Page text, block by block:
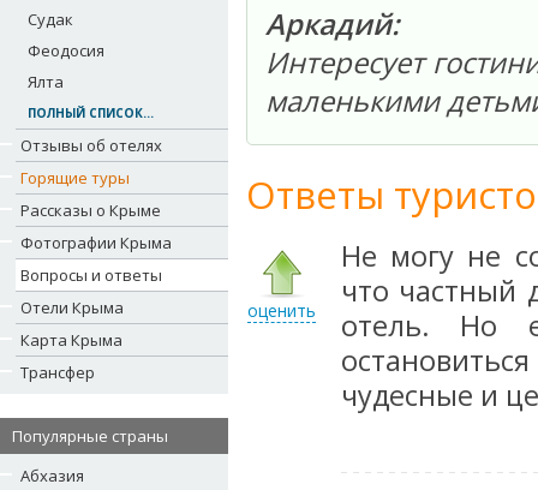
Судак
Феодосия
Ялта
ПОЛНЫЙ СПИСОК...
Отзывы об отелях
Горящие туры
Рассказы о Крыме
Фотографии Крыма
Вопросы и ответы
Отели Крыма
Карта Крыма
Трансфер
Популярные страны
Абхазия
Аркадий:
Интересует
маленькими
Ответы
оценить
Не могу не
что частный
отель. Но
чудесные и